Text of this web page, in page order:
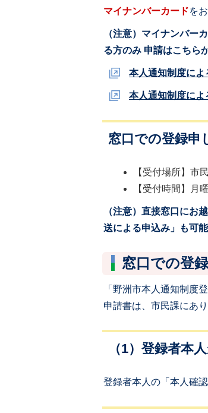
マイナンバーカードを
（注意）マイナンバー
る方のみ 申請はこちら
本人通知制度によ
本人通知制度によ
窓口での登録申
【受付場所】市
【受付時間】月
（注意）直接窓口にお
送による申込み」も可能
窓口での登
「野洲市本人通知制度
申請書は、市民課にあ
（1）登録者本
登録者本人の「本人確認